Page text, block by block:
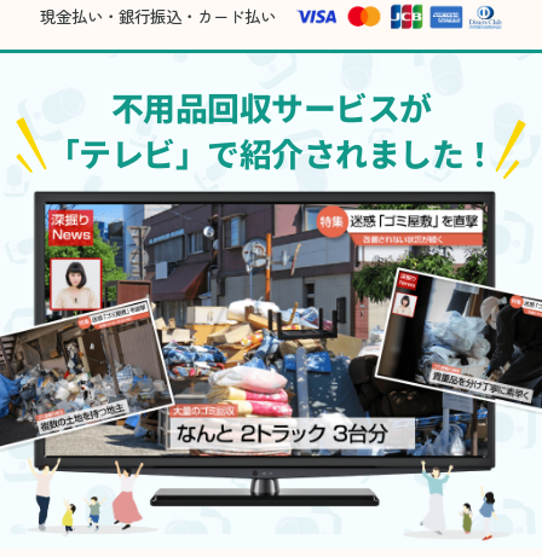
現金払い・銀行振込・カード払い
不用品回収サービスが
「テレビ」で紹介されました！